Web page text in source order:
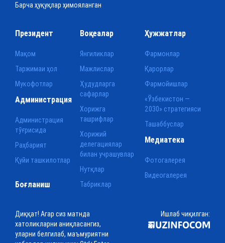
Барча ҳуқуқлар ҳимояланган
Президент
Мақом
Таржимаи ҳол
Мукофотлар
Воқеалар
Янгиликлар
Мажлислар
Ҳудудларга
сафарлар
Хорижга
ташрифлар
Хорижий
делегациялар
билан учрашувлар
Нутқлар
Табриклар
Ҳужжатлар
Фармонлар
Қарорлар
Фармойишлар
«Ўзбекистон —
2030» стратегияси
Ташаббуслар
Администрация
Администрация
тўғрисида
Раҳбарият
Қуйи ташкилотлар
Медиатека
Фотогалерея
Видеогалерея
Боғланиш
Диққат! Агар сиз матнда
хатоликларни аниқласангиз,
уларни белгилаб, маъмуриятни
Ишлаб чиқилган: